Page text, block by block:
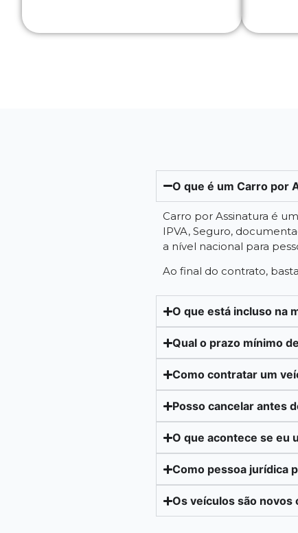
O que é um Carro por
Carro por Assinatura é
IPVA, Seguro,
a nível nacional para
Ao final do contrato,
O que está incluso na
Qual o prazo mínimo
Como contratar um
Posso cancelar antes
O que acontece se eu
Como pessoa jurídica
Os veículos são novos